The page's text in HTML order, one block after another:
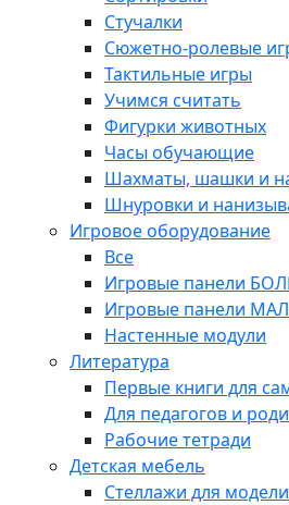
Стучалки
Сюжетно-ролевые
Тактильные игры
Учимся считать
Фигурки животных
Часы обучающие
Шахматы, шашки и
Шнуровки и
Игровое оборудование
Все
Игровые панели
Игровые панели
Настенные модули
Литература
Первые книги для
Для педагогов и
Рабочие тетради
Детская мебель
Стеллажи для